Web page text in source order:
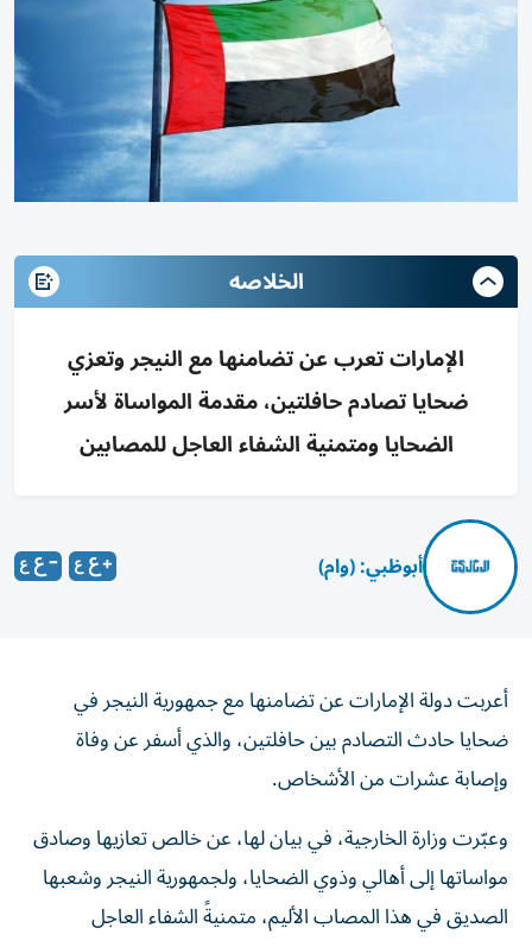
الخلاصه
الإمارات تعرب عن تضامنها مع النيجر وتعزي
ضحايا تصادم حافلتين، مقدمة المواساة لأسر
الضحايا ومتمنية الشفاء العاجل للمصابين
أبوظبي: (وام)
أعربت دولة الإمارات عن تضامنها مع جمهورية النيجر في
ضحايا حادث التصادم بين حافلتين، والذي أسفر عن وفاة
وإصابة عشرات من الأشخاص.
وعبّرت وزارة الخارجية، في بيان لها، عن خالص تعازيها وصادق
مواساتها إلى أهالي وذوي الضحايا، ولجمهورية النيجر وشعبها
الصديق في هذا المصاب الأليم، متمنيةً الشفاء العاجل